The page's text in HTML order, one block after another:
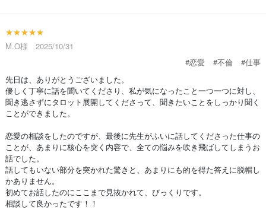
★★★★★
M.O様 2025/10/31
#恋愛
#不倫
#仕事
先日は、ありがとうございました。
優しく丁寧に話を聞いてくださり、私が気になったこと一つ一つに対し、
聞き逃さずにタロット展開してくださって、聞きたいことをしっかり聞く
ことができました。
恋愛の相談をしたのですが、最後に先生がふいに話してくださった仕事の
ことが、あまりに核心を突く内容で、全ての悩みを吹き飛ばしてしまうお
話でした。
話してもいない部分を突かれた驚きと、あまりにも的を得た答えに脱帽し
かありません。
初めてお話したのにここまで見抜かれて、びっくりです。
相談して良かったです！！